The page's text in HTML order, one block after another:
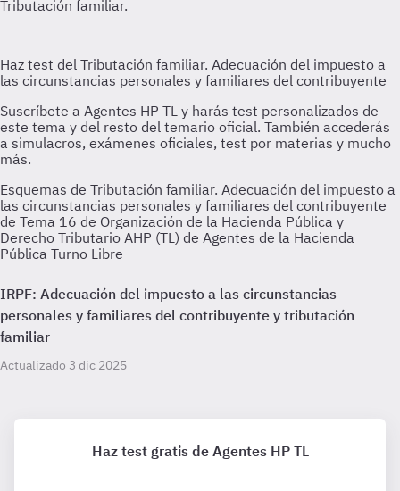
Esquemas de Tributación familiar. Adecuación del impuesto a
las circunstancias personales y familiares del contribuyente
de Tema 16 de Organización de la Hacienda Pública y
Derecho Tributario AHP (TL) de Agentes de la Hacienda
Pública Turno Libre
IRPF: Adecuación del impuesto a las circunstancias
personales y familiares del contribuyente y tributación
familiar
Actualizado 3 dic 2025
Haz test gratis de Agentes HP TL